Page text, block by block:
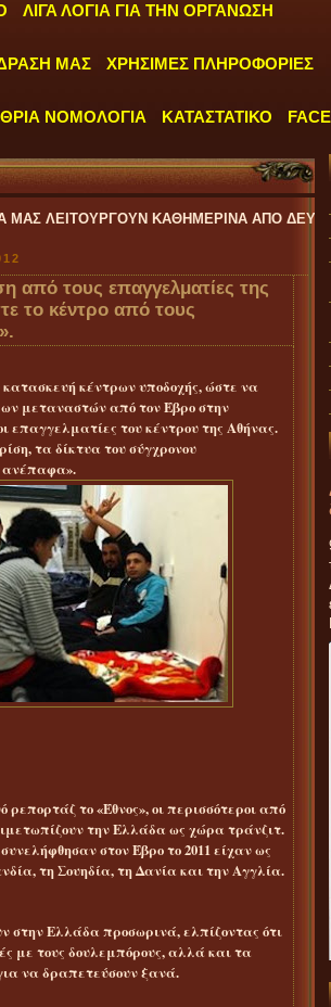
ΛΙΓΑ ΛΟΓΙΑ ΓΙΑ ΤΗΝ ΟΡΓΑΝΩΣΗ
ΜΑΣ ΧΡΗΣΙΜΕΣ ΠΛΗΡΟΦΟΡΙΕΣ
ΝΟΜΟΛΟΓΙΑ ΚΑΤΑΣΤΑΤΙΚΟ
ΚΑΘΗΜΕΡΙΝΑ ΑΠΟ ΔΕΥΤΕΡΑ έως
από τους επαγγελματίες της
το κέντρο από τους
κέντρων υποδοχής, ώστε να
μεταναστών από τον Έβρο στην
επαγγελματίες του κέντρου της Αθήνας.
τα δίκτυα του σύγχρονου
ανέπαφα».
το «Έθνος», οι περισσότεροι από
την Ελλάδα ως χώρα τράνζιτ.
στον Έβρο το 2011 είχαν ως
τη Σουηδία, τη Δανία και την Αγγλία.
στην Ελλάδα προσωρινά, ελπίζοντας ότι
με τους δουλεμπόρους, αλλά και τα
να δραπετεύσουν ξανά.